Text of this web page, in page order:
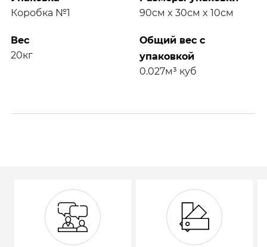
Коробка №1
90см x 30см x 10см
Вес
20кг
Общий вес с
упаковкой
0.027м³ куб